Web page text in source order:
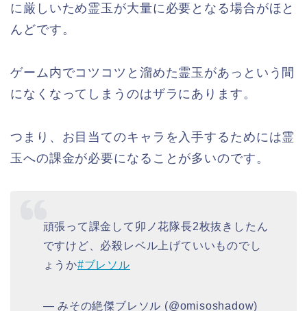
に厳しいため霊玉が大量に必要となる場合がほと
んどです。
ゲーム内でコツコツと溜めた霊玉があっという間
になくなってしまうのはザラにあります。
つまり、お目当てのキャラを入手するためには霊
玉への課金が必要になることが多いのです。
頑張って課金して卯ノ花隊長2枚抜きしたん
ですけど、必殺レベル上げていいものでし
ょうか#ブレソル
— みその絶傑ブレソル (@omisoshadow)